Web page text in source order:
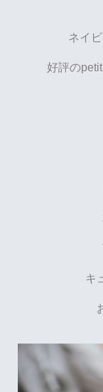
ネイ
好評の
キ